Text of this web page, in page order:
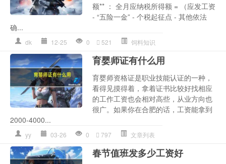
额** ： 全月应纳税所得额 = （应发工资
- “五险一金” - 个税起征点 - 其他依法
确...
dk 12-25 0 521 饲料知识
育婴师证有什么用
育婴师资格证是职业技能认证的一种，
看得见摸得着，拿着证书比较好找相应
的工作工资也会相对高些，从业方向也
很广。如果你在合肥的话，工资能拿到
2000-4000...
yy 03-26 0 797 文章列表
春节值班发多少工资好